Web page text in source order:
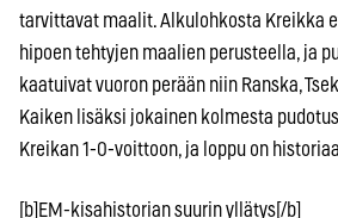
tarvittavat maalit. Alkulohkosta Kreikka
hipoen tehtyjen maalien perusteella, ja
kaatuivat vuoron perään niin Ranska,
Kaiken lisäksi jokainen kolmesta
Kreikan 1-0-voittoon, ja loppu on
[b]EM-kisahistorian suurin yllätys[/b]